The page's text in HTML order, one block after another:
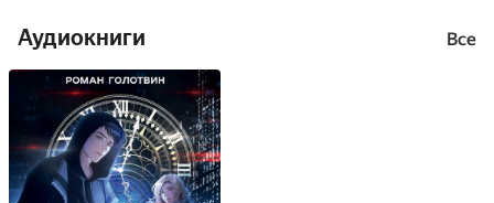
Аудиокниги Все